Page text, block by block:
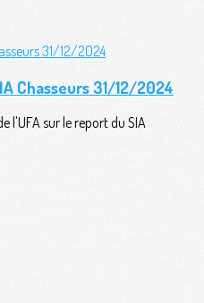
Chasseurs 31/12/2024
l'UFA sur le report du SIA